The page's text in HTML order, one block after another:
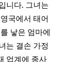
니다. 그녀는
국에서 태어
낳은 엄마에
는 결손 가정
업계에 종사